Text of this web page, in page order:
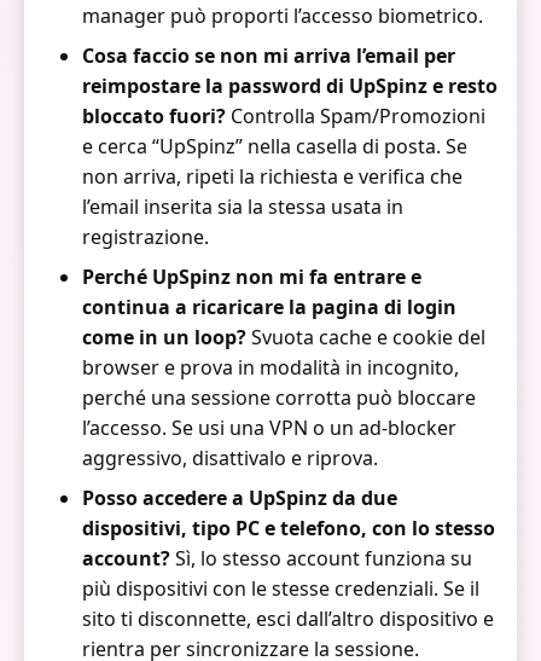
manager può proporti l’accesso biometrico.
Cosa faccio se non mi arriva l’email per
reimpostare la password di UpSpinz e resto
bloccato fuori? Controlla Spam/Promozioni
e cerca “UpSpinz” nella casella di posta. Se
non arriva, ripeti la richiesta e verifica che
l’email inserita sia la stessa usata in
registrazione.
Perché UpSpinz non mi fa entrare e
continua a ricaricare la pagina di login
come in un loop?Svuota cache e cookie del
browser e prova in modalità in incognito,
perché una sessione corrotta può bloccare
l’accesso. Se usi una VPN o un ad-blocker
aggressivo, disattivalo e riprova.
Posso accedere a UpSpinz da due
dispositivi, tipo PC e telefono, con lo stesso
account?Sì, lo stesso account funziona su
più dispositivi con le stesse credenziali. Se il
sito ti disconnette, esci dall’altro dispositivo e
rientra per sincronizzare la sessione.